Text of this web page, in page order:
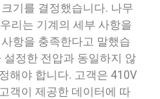
기를 결정했습니다. 나무
리는 기계의 세부 사항을
항을 충족한다고 말했습
정한 전압과 동일하지 않
해야 합니다. 고객은 410V
객이 제공한 데이터에 따